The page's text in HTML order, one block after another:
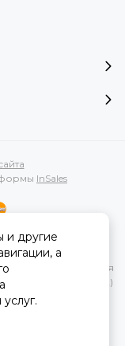
InSales
касающаяся
услуг, носит
не является
Статьи 437(2)
и другие
а